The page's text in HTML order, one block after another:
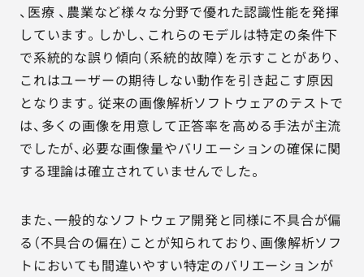
、医療 、農業など様々な分野で優れた認識性能を発揮
しています。しかし、これらのモデルは特定の条件下
で系統的な誤り傾向（系統的故障）を示すことがあり、
これはユーザーの期待しない動作を引き起こす原因
となります。従来の画像解析ソフトウェアのテストで
は、多くの画像を用意して正答率を高める手法が主流
でしたが、必要な画像量やバリエーションの確保に関
する理論は確立されていませんでした。
また、一般的なソフトウェア開発と同様に不具合が偏
る（不具合の偏在）ことが知られており、画像解析ソフ
トにおいても間違いやすい特定のバリエーションが